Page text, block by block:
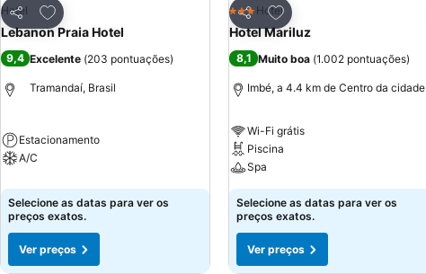
Partilhar
Adicionar aos favoritos
Hotel
Lebanon Praia Hotel
9,4 Excelente (203 pontuações)
Tramandaí, Brasil
Estacionamento
A/C
Selecione as datas para ver os
preços exatos.
Ver preços
Partilhar
Adicionar aos favoritos
3 Estrelas
Hotel
Hotel Mariluz
8,1 Muito boa (1.002 pontuações)
Imbé, a 4.4 km de Centro da cidade
Wi-Fi grátis
Piscina
Spa
Selecione as datas para ver os
preços exatos.
Ver preços